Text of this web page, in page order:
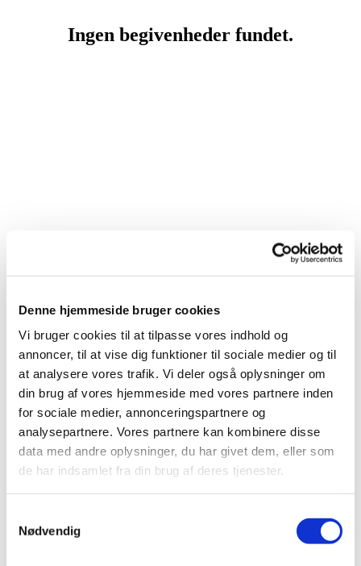
Denne hjemmeside bruger cookies
Vi bruger cookies til at tilpasse vores indhold og
annoncer, til at vise dig funktioner til sociale medier og til
at analysere vores trafik. Vi deler også oplysninger om
din brug af vores hjemmeside med vores partnere inden
for sociale medier, annonceringspartnere og
analysepartnere. Vores partnere kan kombinere disse
data med andre oplysninger, du har givet dem, eller som
de har indsamlet fra din brug af deres tjenester.
Nødvendig
- synger sammen med os når Sognegårdsforeningen,
Lokalhistorisk Forening, Indre Mission og Sindbjerg
Kirke inviterer til fællesskab og fællessang med
Højskolesangbogen.
Torsdag d. 20. november '25, 5. februar '26 og 7. maj
'26 kl. 19.00 dyrker vi sangen og fællesskabet i
Sindbjerg Kirkes skønne sognehus. Nogle sange bliver
introduceret med små fortællinger, som kaster lys
nogle af de sange i den nye udgave af